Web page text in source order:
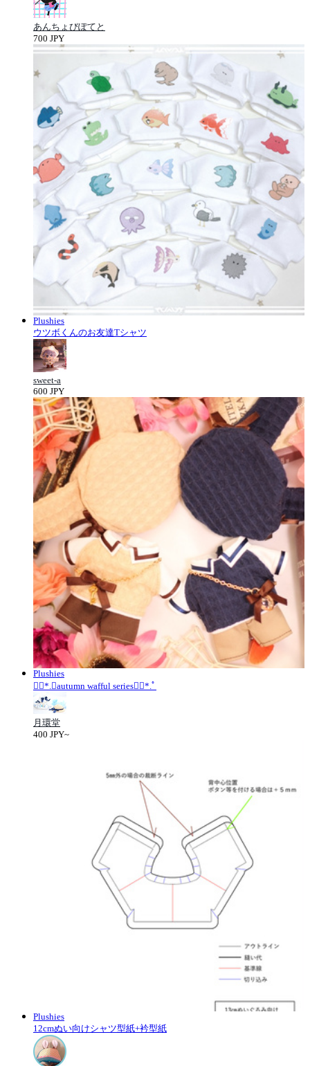
あんちょびぽてと
700 JPY
Plushies
ウツボくんのお友達Tシャツ
sweet-a
600 JPY
Plushies
❁⃘*.ﾟautumn wafful series❁⃘*.ﾟ
月環堂
400 JPY~
Plushies
12cmぬい向けシャツ型紙+衿型紙